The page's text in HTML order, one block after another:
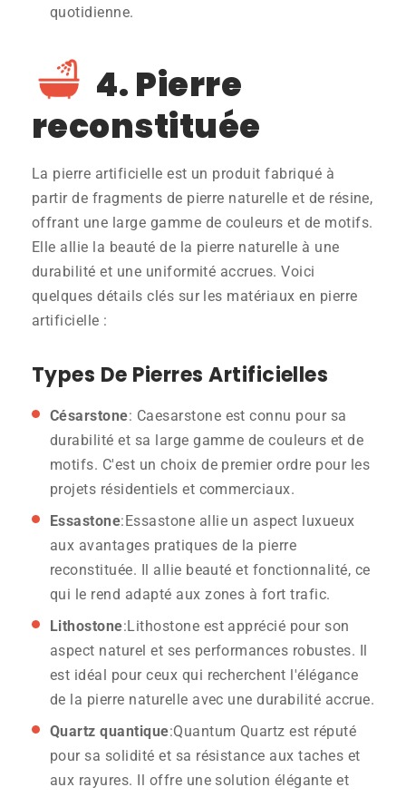
quotidienne.
4. Pierre
reconstituée
La pierre artificielle est un produit fabriqué à
partir de fragments de pierre naturelle et de résine,
offrant une large gamme de couleurs et de motifs.
Elle allie la beauté de la pierre naturelle à une
durabilité et une uniformité accrues. Voici
quelques détails clés sur les matériaux en pierre
artificielle :
Types De Pierres Artificielles
Césarstone: Caesarstone est connu pour sa
durabilité et sa large gamme de couleurs et de
motifs. C'est un choix de premier ordre pour les
projets résidentiels et commerciaux.
Essastone:Essastone allie un aspect luxueux
aux avantages pratiques de la pierre
reconstituée. Il allie beauté et fonctionnalité, ce
qui le rend adapté aux zones à fort trafic.
Lithostone:Lithostone est apprécié pour son
aspect naturel et ses performances robustes. Il
est idéal pour ceux qui recherchent l'élégance
de la pierre naturelle avec une durabilité accrue.
Quartz quantique:Quantum Quartz est réputé
pour sa solidité et sa résistance aux taches et
aux rayures. Il offre une solution élégante et